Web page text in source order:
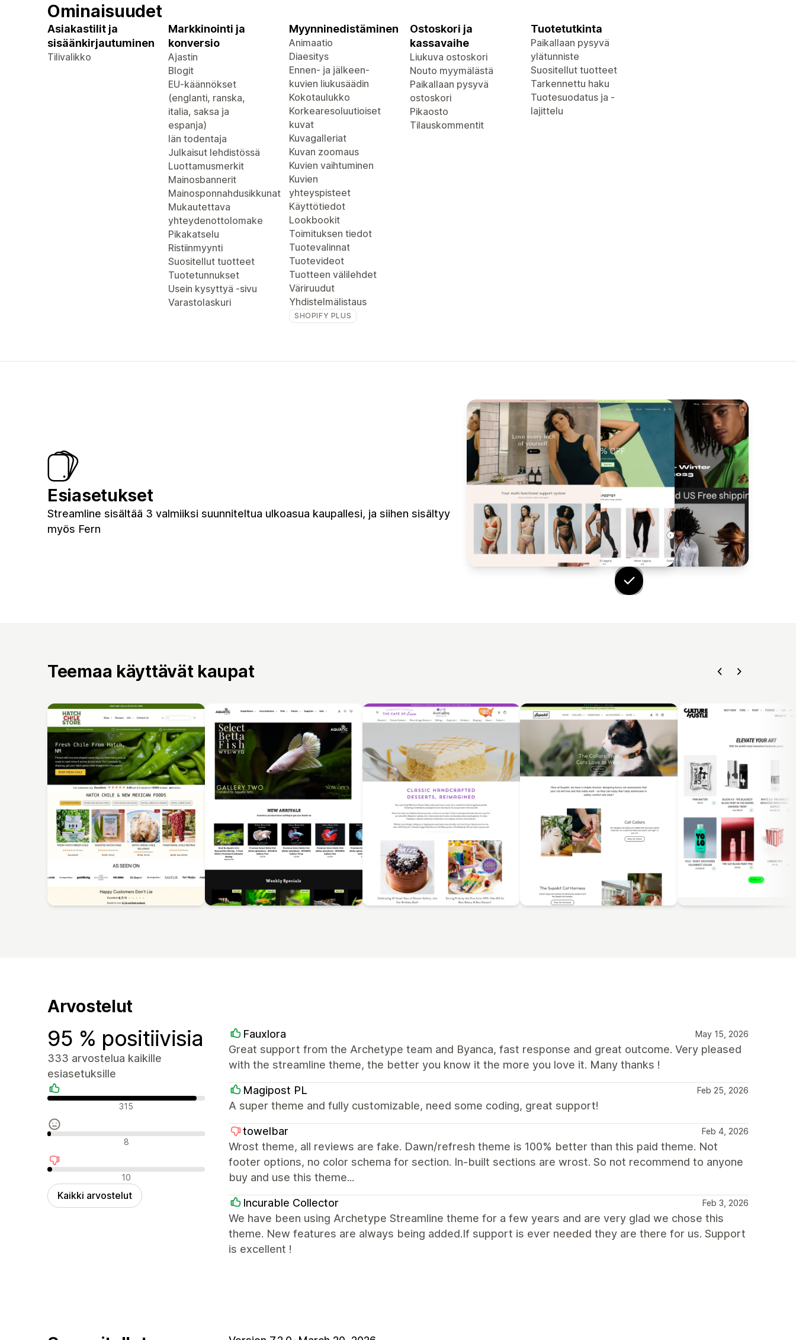
Ominaisuudet
Asiakastilit ja
sisäänkirjautuminen
Tilivalikko
Markkinointi ja
konversio
Ajastin
Blogit
EU-käännökset
(englanti, ranska,
italia, saksa ja
espanja)
Iän todentaja
Julkaisut lehdistössä
Luottamusmerkit
Mainosbannerit
Mainosponnahdusikkunat
Mukautettava
yhteydenottolomake
Pikakatselu
Ristiinmyynti
Suositellut tuotteet
Tuotetunnukset
Usein kysyttyä -sivu
Varastolaskuri
Myynninedistäminen
Animaatio
Diaesitys
Ennen- ja jälkeen-
kuvien liukusäädin
Kokotaulukko
Korkearesoluutioiset
kuvat
Kuvagalleriat
Kuvan zoomaus
Kuvien vaihtuminen
Kuvien
yhteyspisteet
Käyttötiedot
Lookbookit
Toimituksen tiedot
Tuotevalinnat
Tuotevideot
Tuotteen välilehdet
Väriruudut
Yhdistelmälistaus
SHOPIFY PLUS
Ostoskori ja
kassavaihe
Liukuva ostoskori
Nouto myymälästä
Paikallaan pysyvä
ostoskori
Pikaosto
Tilauskommentit
Tuotetutkinta
Paikallaan pysyvä
ylätunniste
Suositellut tuotteet
Tarkennettu haku
Tuotesuodatus ja -
lajittelu
Esiasetukset
Streamline sisältää 3 valmiiksi suunniteltua ulkoasua kaupallesi, ja siihen sisältyy
myös Fern
Teemaa käyttävät kaupat
Arvostelut
95 % positiivisia
333 arvostelua kaikille
esiasetuksille
Positiiviset arvostelut
315
Neutraalit arvostelut
8
Negatiiviset arvostelut
10
Kaikki arvostelut
Fauxlora May 15, 2026
Great support from the Archetype team and Byanca, fast response and great outcome. Very pleased
with the streamline theme, the better you know it the more you love it. Many thanks !
Magipost PL Feb 25, 2026
A super theme and fully customizable, need some coding, great support!
towelbar Feb 4, 2026
Wrost theme, all reviews are fake. Dawn/refresh theme is 100% better than this paid theme. Not
footer options, no color schema for section. In-built sections are wrost. So not recommend to anyone
buy and use this theme...
Incurable Collector Feb 3, 2026
We have been using Archetype Streamline theme for a few years and are very glad we chose this
theme. New features are always being added.If support is ever needed they are there for us. Support
is excellent !